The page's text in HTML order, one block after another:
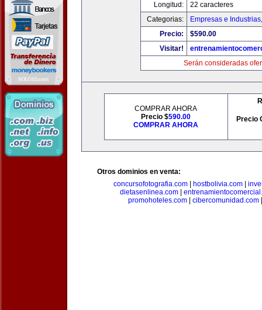
Longitud:
22 caracteres
Categorias:
Empresas e Industrias
Precio:
$590.00
Visitar!
Serán consideradas
COMPRAR AHORA
Precio $590.00
COMPRAR AHORA
Precio
Otros dominios en venta:
concursofotografia.com| hostbolivia.com|
dietasenlinea.com|
promohoteles.com
cibercomunidad.com